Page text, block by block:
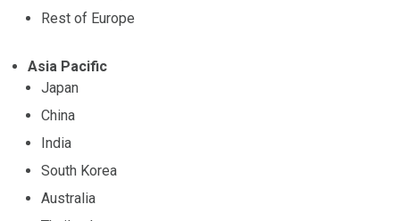
Rest of Europe
Asia Pacific
Japan
China
India
South Korea
Australia